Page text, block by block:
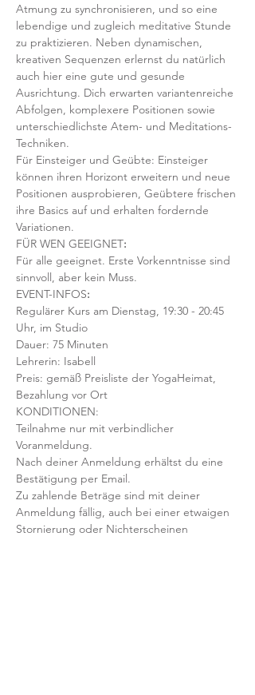
Atmung zu synchronisieren, und so eine
lebendige und zugleich meditative Stunde
zu praktizieren. Neben dynamischen,
kreativen Sequenzen erlernst du natürlich
auch hier eine gute und gesunde
Ausrichtung. Dich erwarten variantenreiche
Abfolgen, komplexere Positionen sowie
unterschiedlichste Atem- und Meditations-
Techniken.
Für Einsteiger und Geübte: Einsteiger
können ihren Horizont erweitern und neue
Positionen ausprobieren, Geübtere frischen
ihre Basics auf und erhalten fordernde
Variationen.
FÜR WEN GEEIGNET:
Für alle geeignet. Erste Vorkenntnisse sind
sinnvoll, aber kein Muss.
EVENT-INFOS:
Regulärer Kurs am Dienstag, 19:30 - 20:45
Uhr, im Studio
Dauer: 75 Minuten
Lehrerin: Isabell
Preis: gemäß Preisliste der YogaHeimat,
Bezahlung vor Ort
KONDITIONEN:
Teilnahme nur mit verbindlicher
Voranmeldung.
Nach deiner Anmeldung erhältst du eine
Bestätigung per Email.
Zu zahlende Beträge sind mit deiner
Anmeldung fällig, auch bei einer etwaigen
Stornierung oder Nichterscheinen